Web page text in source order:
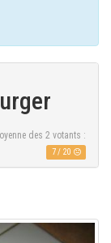
des 2 votants :
7/ 20